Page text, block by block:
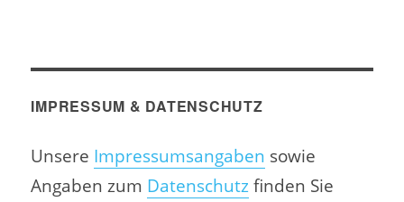
IMPRESSUM & DATENSCHUTZ
Unsere Impressumsangaben sowie
Angaben zum Datenschutzfinden Sie